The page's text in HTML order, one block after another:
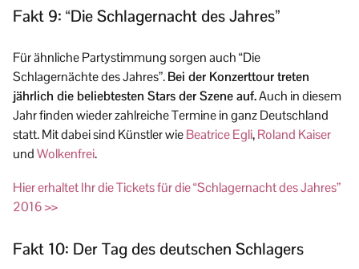
Fakt 9: “Die Schlagernacht des Jahres”
Für ähnliche Partystimmung sorgen auch “Die
Schlagernächte des Jahres”.Bei der Konzerttour treten
jährlich die beliebtesten Stars der Szene auf.Auch in diesem
Jahr finden wieder zahlreiche Termine in ganz Deutschland
statt. Mit dabei sind Künstler wieBeatrice Egli,Roland Kaiser
undWolkenfrei.
Hier erhaltet Ihr die Tickets für die “Schlagernacht des Jahres”
2016 >>
Fakt 10: Der Tag des deutschen Schlagers